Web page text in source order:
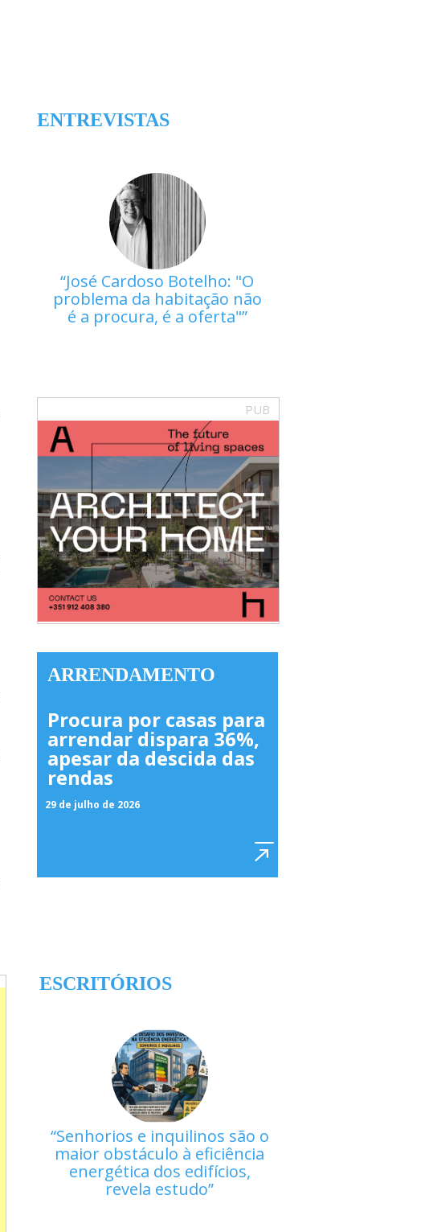
ENTREVISTAS
José Cardoso Botelho: "O
problema da habitação não
é a procura, é a oferta"
PUB
ARRENDAMENTO
Procura por casas para
arrendar dispara 36%,
apesar da descida das
rendas
29 de julho de 2026
ESCRITÓRIOS
Senhorios e inquilinos são o
maior obstáculo à eficiência
energética dos edifícios,
revela estudo